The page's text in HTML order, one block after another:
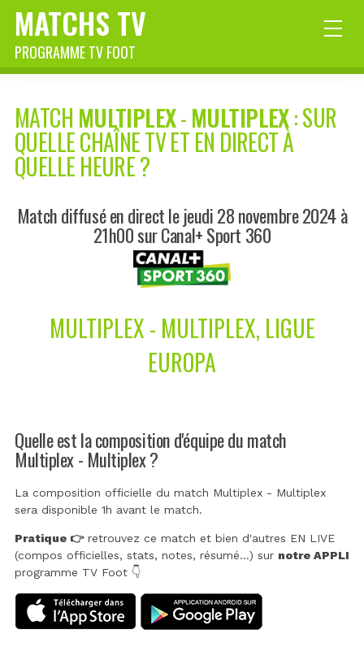
MATCHS TV
PROGRAMME TV FOOT
MATCH MULTIPLEX-MULTIPLEX: SUR
QUELLE CHAÎNE TV ET EN DIRECT À
QUELLE HEURE ?
Match diffusé en direct le jeudi 28 novembre 2024 à
21h00 sur Canal+ Sport 360
MULTIPLEX - MULTIPLEX, LIGUE
EUROPA
Quelle est la composition d'équipe du match
Multiplex - Multiplex ?
La composition officielle du match Multiplex - Multiplex
sera disponible 1h avant le match.
Pratique 👉retrouvez ce match et bien d'autres EN LIVE
(compos officielles, stats, notes, résumé...) sur notre APPLI
programme TV Foot 👇